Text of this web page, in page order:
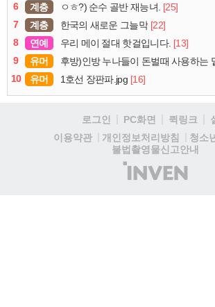
6
계층 ㅇㅎ?) 순수 골반 재능녀. [25]
7
계층 한국의 새로운 그늘막 [22]
8
연예 우리 메이 절대 핫걸입니다. [13]
9
유머 후방)인방 누나들이 돈벌때 사용하는 밑캠
10
유머 1호선 장판파.jpg [16]
로그인 PC화면 퀵링크
이용약관
개인정보처리방침
청소
불법촬영물신고안내
(주)
인